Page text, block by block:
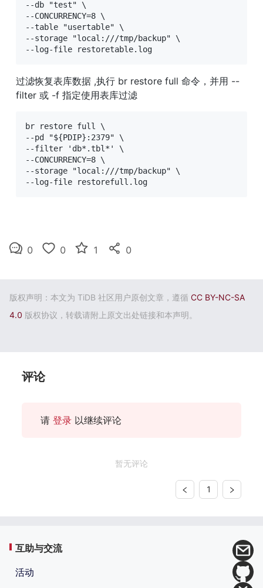
--db "test" \
--CONCURRENCY=8 \
--table "usertable" \
--storage "local:///tmp/backup" \
--log-file restoretable.log
过滤恢复表库数据 ,执⾏ br restore full 命令，并⽤ --
filter 或 -f 指定使⽤表库过滤
br restore full \
--pd "${PDIP}:2379" \
--filter 'db*.tbl*' \
--CONCURRENCY=8 \
--storage "local:///tmp/backup" \
--log-file restorefull.log
0 0 1 0
版权声明：本文为 TiDB 社区用户原创文章，遵循 CC BY-NC-SA
4.0 版权协议，转载请附上原文出处链接和本声明。
评论
请 登录 以继续评论
暂无评论
1
互助与交流
活动